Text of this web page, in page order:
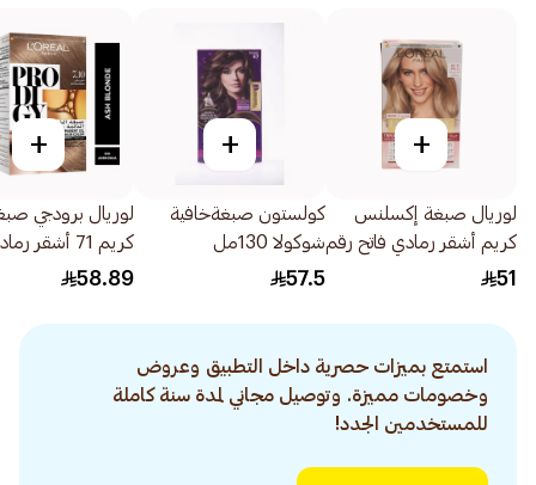
+
لوريال صبغة إكسلنس
كريم أشقر رمادي فاتح رقم
81 1قطعة
51
+
كولستون صبغةخافية
شوكولا 130مل
57.5
+
لوريال برودجي
كريم 71 أشقر
180مل
58.89
استمتع بميزات حصرية داخل التطبيق وعروض
وخصومات مميزة. وتوصيل مجاني لمدة سنة كاملة
للمستخدمين الجدد!